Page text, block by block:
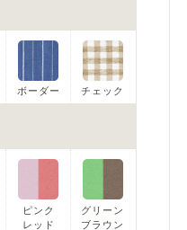
ボーダー チェック
ピンク
レッド
グリーン
ブラウン